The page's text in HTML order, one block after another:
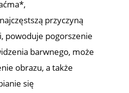
przyczyną
powoduje pogorszenie
barwnego, może
obrazu, a także
się